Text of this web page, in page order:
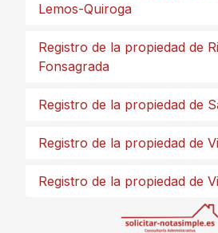
Lemos-Quiroga
Registro de la propiedad de
Fonsagrada
Registro de la propiedad de
Registro de la propiedad de
Registro de la propiedad de